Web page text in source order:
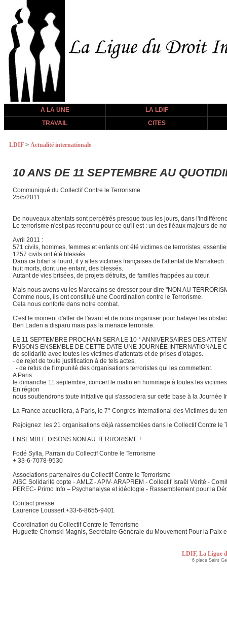
A LA UNE
LA LDIF
TRAVAIL
CITES
LDIF > Actualité internationale
10 ANS DE 11 SEPTEMBRE AU
Communiqué du Collectif Contre le Terrorisme
25/5/2011
De nouveaux attentats sont perpétrés presque tous les jours, dans
Le terrorisme n'est pas reconnu pour ce qu'il est : un des fléaux majeurs de
Avril 2011 :
571 civils, hommes, femmes et enfants ont été victimes de terroristes,
1257 civils ont été blessés.
Dans ce bilan si lourd, il y a les victimes françaises de l'attentat de Marrakech
huit morts, dont une enfant, des blessés.
Autant de vies brisées, de projets détruits, de familles frappées au cœur.
Mais nous avons vu les Marocains se dresser pour dire "NON AU
Comme nous, ils ont constitué une Coordination contre le Terrorisme.
Cela nous conforte dans notre combat.
C'est le moment d'aller de l'avant et de nous organiser pour balayer les
Ben Laden a disparu mais pas la menace terroriste.
LE 11 SEPTEMBRE PROCHAIN SERA LE 10 ° ANNIVERSAIRES DES
FAISONS ENSEMBLE DE CETTE DATE UNE JOURNÉE INTERNATIONALE
de solidarité avec toutes les victimes d’attentats et de prises d’otages.
- de rejet de toute justification à de tels actes.
- de refus de l'impunité des organisations terroristes qui les commettent.
A Paris
le dimanche 11 septembre, concert le matin en hommage à toutes les
En région
nous soutiendrons toute initiative qui s'associera sur cette base à la Journée
La France accueillera, à Paris, le 7° Congrès International des Victimes du
Rejoignez les 21 organisations déjà rassemblées dans le Collectif Contre le
ENSEMBLE DISONS NON AU TERRORISME !
Fodé Sylla, Parrain du Collectif Contre le Terrorisme
+ 33-6-7078-9530
Associations partenaires du Collectif Contre le Terrorisme
AISC Solidarité copte - AMLZ - APIV- ARAPREM - Collectif Israël Vérité -
PEREC- Primo Info – Psychanalyse et idéologie - Rassemblement pour la
Contact presse
Laurence Loussert +33-6-8655-9401
Coordination du Collectif Contre le Terrorisme
Huguette Chomski Magnis, Secrétaire Générale du Mouvement Pour la Paix
LDIF, La Ligue
6 place Saint